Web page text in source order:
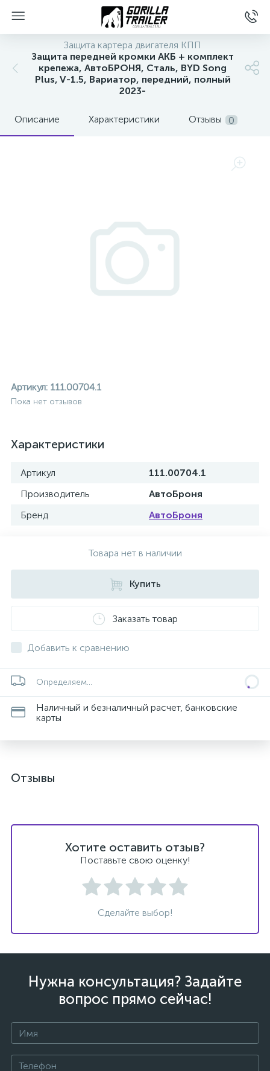
Защита картера двигателя КПП
Защита передней кромки АКБ + комплект
крепежа, АвтоБРОНЯ, Сталь, BYD Song
Plus, V-1.5, Вариатор, передний, полный
2023-
Описание Характеристики Отзывы 0
Артикул: 111.00704.1
Пока нет отзывов
Характеристики
Артикул
111.00704.1
Производитель
АвтоБроня
Бренд
АвтоБроня
Товара нет в наличии
Купить
Заказать товар
Добавить к сравнению
Определяем...
Наличный и безналичный расчет, банковские
карты
Отзывы
Хотите оставить отзыв?
Поставьте свою оценку!
Сделайте выбор!
Нужна консультация? Задайте
вопрос прямо сейчас!